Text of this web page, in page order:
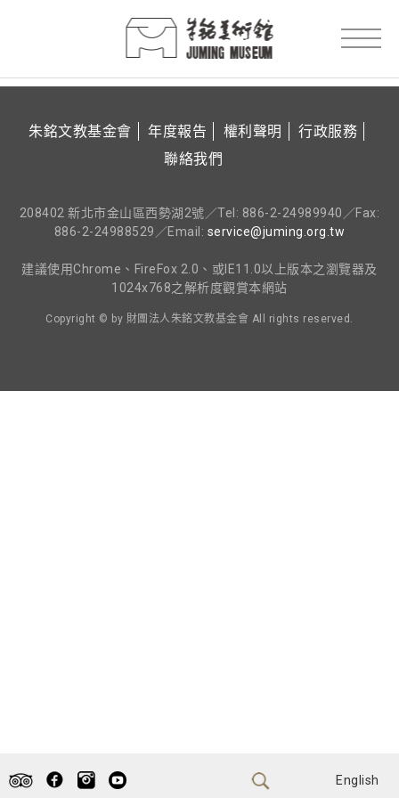
English
朱銘文教基金會 年度報告 權利聲明
行政服務
聯絡我們
208402 新北市金山區西勢湖2號／Tel: 886-2-24989940／Fax:
886-2-24988529／Email: service@juming.org.tw
建議使用Chrome、FireFox 2.0、或IE11.0以上版本之瀏覽器及
1024x768之解析度觀賞本網站
Copyright © by 財團法人朱銘文教基金會 All rights reserved.